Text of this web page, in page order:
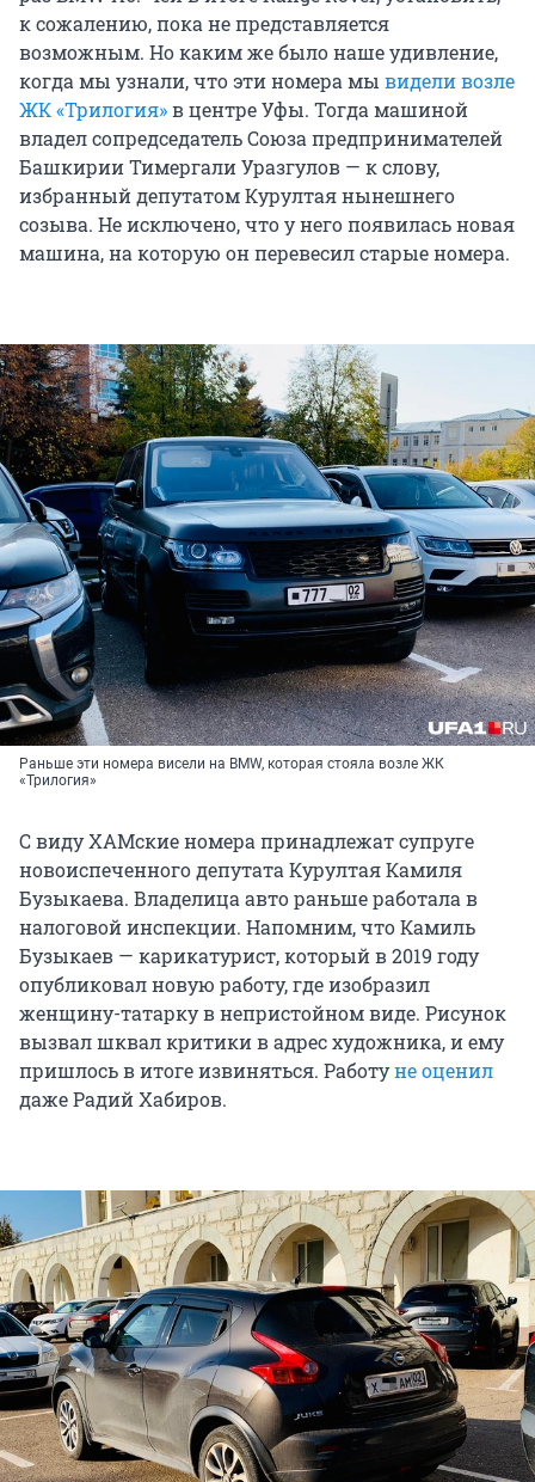
к сожалению, пока не представляется
возможным. Но каким же было наше удивление,
когда мы узнали, что эти номера мы видели возле
ЖК «Трилогия»в центре Уфы. Тогда машиной
владел сопредседатель Союза предпринимателей
Башкирии Тимергали Уразгулов — к слову,
избранный депутатом Курултая нынешнего
созыва. Не исключено, что у него появилась новая
машина, на которую он перевесил старые номера.
Раньше эти номера висели на BMW, которая стояла возле ЖК
«Трилогия»
С виду ХАМские номера принадлежат супруге
новоиспеченного депутата Курултая Камиля
Бузыкаева. Владелица авто раньше работала в
налоговой инспекции. Напомним, что Камиль
Бузыкаев — карикатурист, который в 2019 году
опубликовал новую работу, где изобразил
женщину-татарку в непристойном виде. Рисунок
вызвал шквал критики в адрес художника, и ему
пришлось в итоге извиняться. Работуне оценил
даже Радий Хабиров.